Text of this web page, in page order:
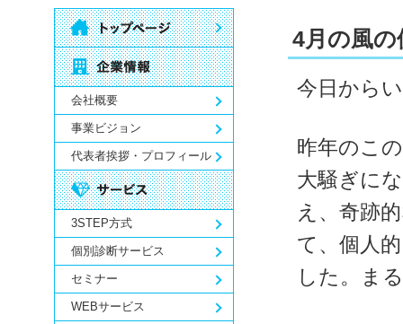
会社概要
事業ビジョン
代表者挨拶・プロフィール
3STEP方式
個別診断サービス
セミナー
WEBサービス
4月の風の
今日から
昨年のこ
大騒ぎに
え、奇跡
て、個人
した。ま